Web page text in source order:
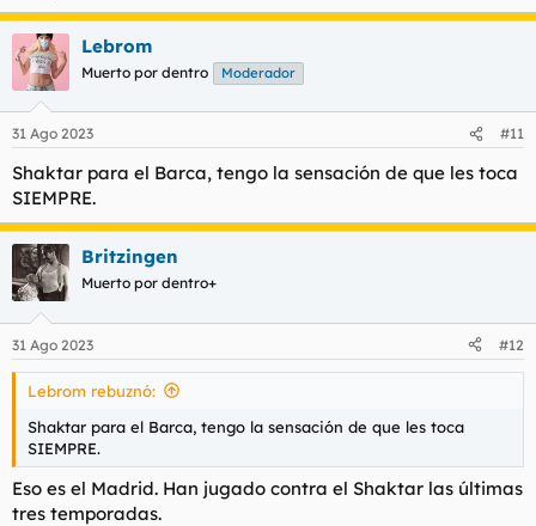
Lebrom
Muerto por dentro Moderador
31 Ago 2023 #11
Shaktar para el Barca, tengo la sensación de que les toca
SIEMPRE.
Britzingen
Muerto por dentro+
31 Ago 2023 #12
Lebrom rebuznó:
Shaktar para el Barca, tengo la sensación de que les toca
SIEMPRE.
Eso es el Madrid. Han jugado contra el Shaktar las últimas
tres temporadas.